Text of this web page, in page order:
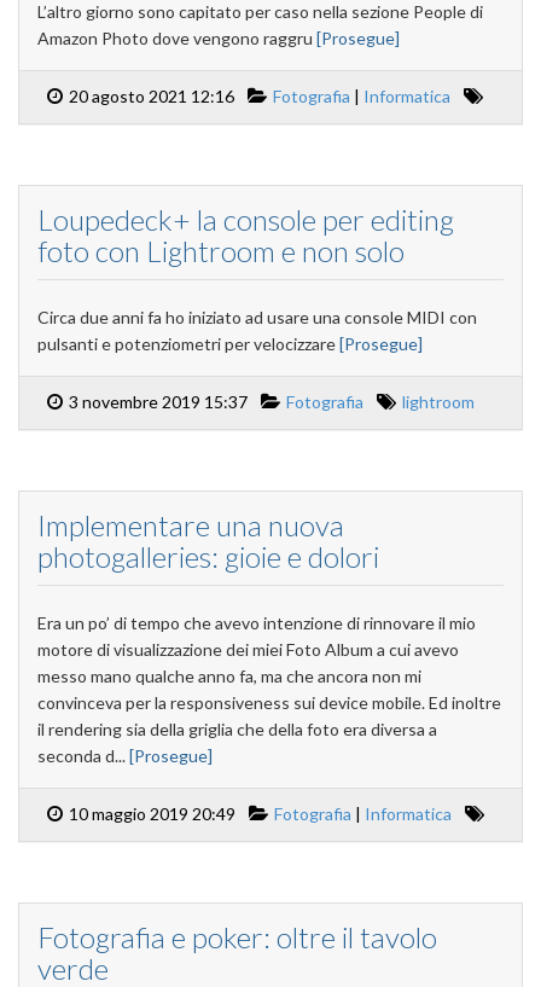
L’altro giorno sono capitato per caso nella sezione People di
Amazon Photo dove vengono raggru [Prosegue]
20 agosto 2021 12:16 Fotografia | Informatica
Loupedeck+ la console per editing
foto con Lightroom e non solo
Circa due anni fa ho iniziato ad usare una console MIDI con
pulsanti e potenziometri per velocizzare[Prosegue]
3 novembre 2019 15:37 Fotografia lightroom
Implementare una nuova
photogalleries: gioie e dolori
Era un po’ di tempo che avevo intenzione di rinnovare il mio
motore di visualizzazione dei miei Foto Album a cui avevo
messo mano qualche anno fa, ma che ancora non mi
convinceva per la responsiveness sui device mobile. Ed inoltre
il rendering sia della griglia che della foto era diversa a
seconda d...[Prosegue]
10 maggio 2019 20:49 Fotografia | Informatica
Fotografia e poker: oltre il tavolo
verde